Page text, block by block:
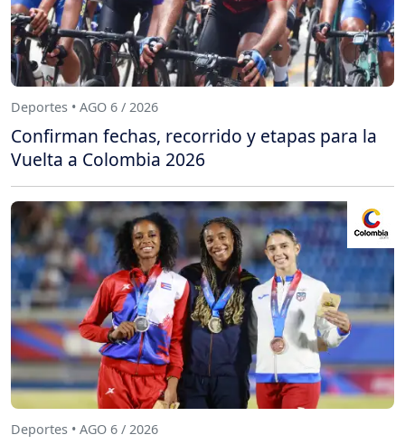
Deportes • AGO 6 / 2026
Confirman fechas, recorrido y etapas para la
Vuelta a Colombia 2026
Deportes • AGO 6 / 2026